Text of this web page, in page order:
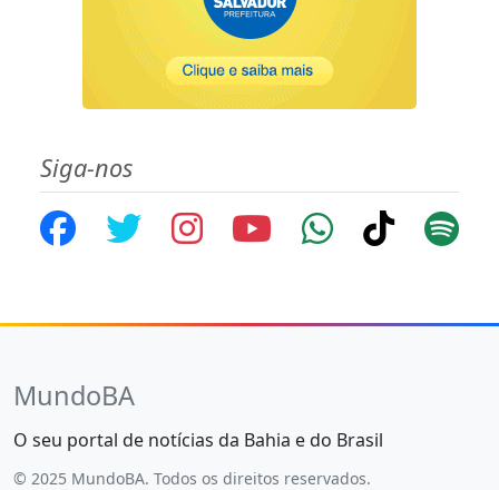
Siga-nos
MundoBA
O seu portal de notícias da Bahia e do Brasil
© 2025 MundoBA. Todos os direitos reservados.